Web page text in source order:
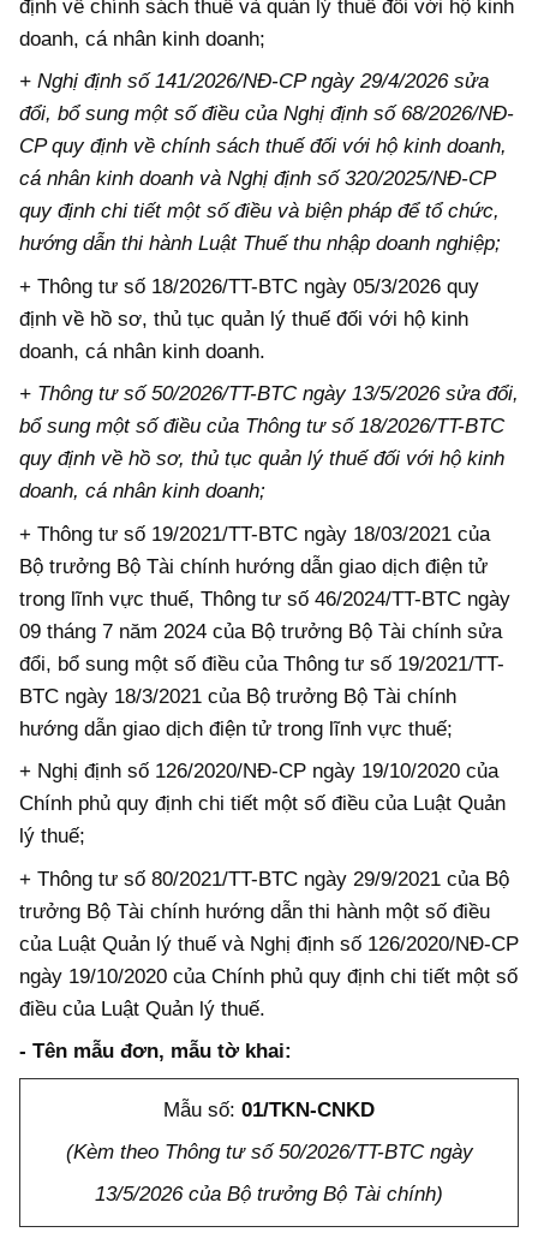
định về chính sách thuế và quản lý thuế đối với hộ kinh
doanh, cá nhân kinh doanh;
+ Nghị định số 141/2026/NĐ-CP ngày 29/4/2026 sửa
đổi, bổ sung một số điều của Nghị định số 68/2026/NĐ-
CP quy định về chính sách thuế đối với hộ kinh doanh,
cá nhân kinh doanh và Nghị định số 320/2025/NĐ-CP
quy định chi tiết một số điều và biện pháp để tổ chức,
hướng dẫn thi hành Luật Thuế thu nhập doanh nghiệp;
+ Thông tư số 18/2026/TT-BTC ngày 05/3/2026 quy
định về hồ sơ, thủ tục quản lý thuế đối với hộ kinh
doanh, cá nhân kinh doanh.
+ Thông tư số 50/2026/TT-BTC ngày 13/5/2026 sửa đổi,
bổ sung một số điều của Thông tư số 18/2026/TT-BTC
quy định về hồ sơ, thủ tục quản lý thuế đối với hộ kinh
doanh, cá nhân kinh doanh;
+ Thông tư số 19/2021/TT-BTC ngày 18/03/2021 của
Bộ trưởng Bộ Tài chính hướng dẫn giao dịch điện tử
trong lĩnh vực thuế, Thông tư số 46/2024/TT-BTC ngày
09 tháng 7 năm 2024 của Bộ trưởng Bộ Tài chính sửa
đổi, bổ sung một số điều của Thông tư số 19/2021/TT-
BTC ngày 18/3/2021 của Bộ trưởng Bộ Tài chính
hướng dẫn giao dịch điện tử trong lĩnh vực thuế;
+ Nghị định số 126/2020/NĐ-CP ngày 19/10/2020 của
Chính phủ quy định chi tiết một số điều của Luật Quản
lý thuế;
+ Thông tư số 80/2021/TT-BTC ngày 29/9/2021 của Bộ
trưởng Bộ Tài chính hướng dẫn thi hành một số điều
của Luật Quản lý thuế và Nghị định số 126/2020/NĐ-CP
ngày 19/10/2020 của Chính phủ quy định chi tiết một số
điều của Luật Quản lý thuế.
- Tên mẫu đơn, mẫu tờ khai:
Mẫu số: 01/TKN-CNKD
(Kèm theo Thông tư số 50/2026/TT-BTC ngày
13/5/2026 của Bộ trưởng Bộ Tài chính)